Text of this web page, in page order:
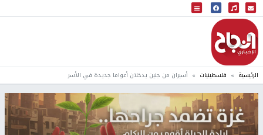
البث المباشر
إذاعة النجاح
الرئيسية فلسطينيات أسيران من جنين يدخلان أعواما جديدة في الأسر